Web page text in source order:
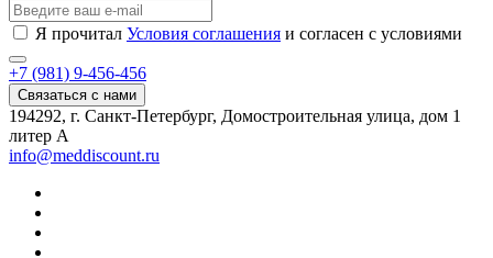
Я прочитал Условия соглашения и согласен с условиями
+7 (981) 9-456-456
Связаться с нами
194292, г. Санкт-Петербург, Домостроительная улица, дом 1
литер А
info@meddiscount.ru